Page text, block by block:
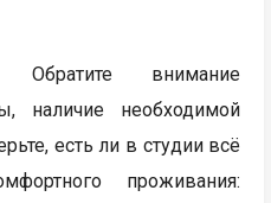
Обратите внимание
наличие необходимой
есть ли в студии всё
проживания: